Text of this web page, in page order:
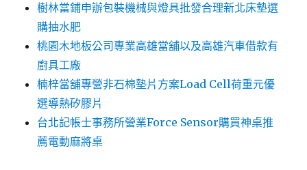
樹林當鋪申辦包裝機械與燈具批發合理新北床墊選
購抽水肥
桃園木地板公司專業高雄當舖以及高雄汽車借款有
廚具工廠
楠梓當舖專營非石棉墊片方案Load Cell荷重元優
選導熱矽膠片
台北記帳士事務所營業Force Sensor購買神桌推
薦電動麻將桌